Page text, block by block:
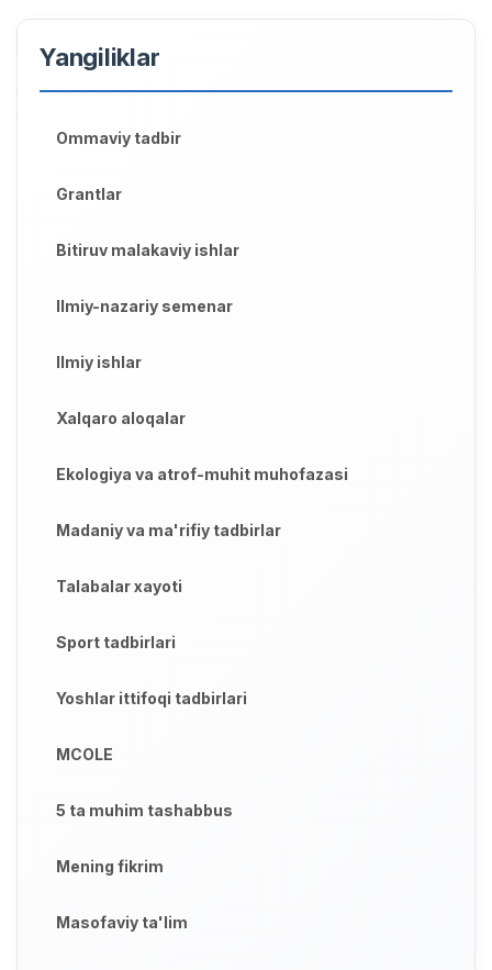
Yangiliklar
Ommaviy tadbir
Grantlar
Bitiruv malakaviy ishlar
Ilmiy-nazariy semenar
Ilmiy ishlar
Xalqaro aloqalar
Ekologiya va atrof-muhit muhofazasi
Madaniy va ma'rifiy tadbirlar
Talabalar xayoti
Sport tadbirlari
Yoshlar ittifoqi tadbirlari
MCOLE
5 ta muhim tashabbus
Mening fikrim
Masofaviy ta'lim